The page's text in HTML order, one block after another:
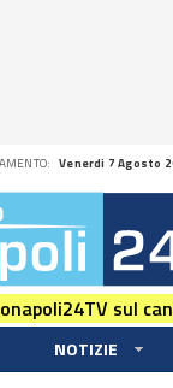
Venerdi 7 Agosto
sul
NOTIZIE